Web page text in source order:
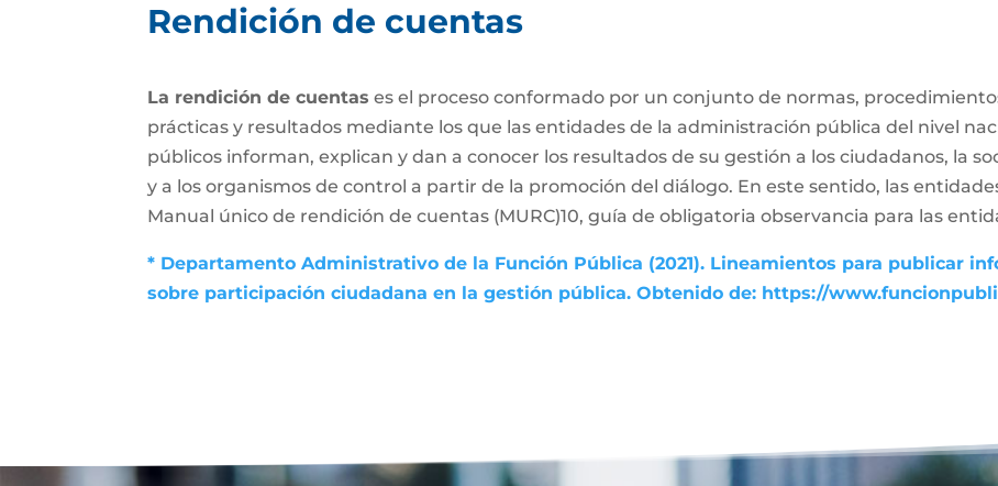
Rendición de cuentas
La rendición de cuentas es el proceso conformado por un conjunto de normas,
prácticas y resultados mediante los que las entidades de la administración pública del nivel
públicos informan, explican y dan a conocer los resultados de su gestión a los ciudadanos, la
y a los organismos de control a partir de la promoción del diálogo. En este sentido, las
Manual único de rendición de cuentas (MURC)10, guía de obligatoria observancia para las
* Departamento Administrativo de la Función Pública (2021). Lineamientos para publicar
sobre participación ciudadana en la gestión pública. Obtenido de: https://